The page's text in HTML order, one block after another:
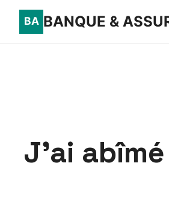
BANQUE &
J’ai